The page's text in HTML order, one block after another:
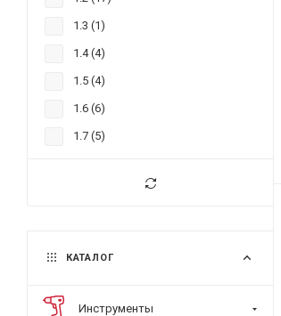
1.3 (1)
1.4 (4)
1.5 (4)
1.6 (6)
1.7 (5)
2.3 (
КАТАЛОГ
Инструменты